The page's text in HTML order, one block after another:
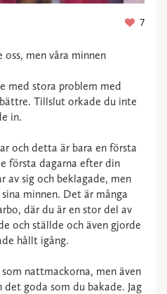
7
men våra minnen
med stora problem med
Tillslut orkade du inte
in.
och detta är bara en första
första dagarna efter din
av sig och beklagade, men
minnen. Det är många
där du är en stor del av
och ställde och även gjorde
hållt igång.
som nattmackorna, men även
goda som du bakade. Jag